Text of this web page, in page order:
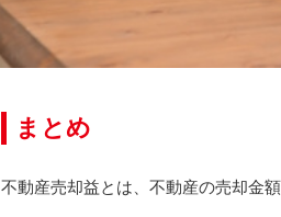
まとめ
不動産売却益とは、不動産の売却金